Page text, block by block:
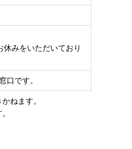
みをいただいており
口です。
ねます。